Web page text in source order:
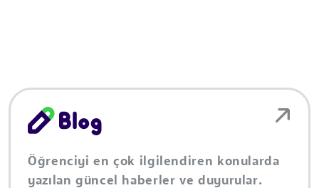
Öğrenciyi en çok ilgilendiren konularda
yazılan güncel haberler ve duyurular.